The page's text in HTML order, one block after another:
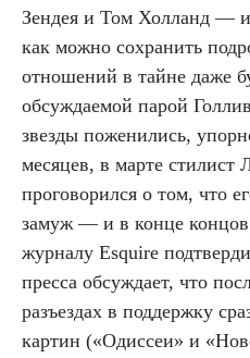
Зендея и Том Холланд —
как можно сохранить
отношений в тайне даже
обсуждаемой парой
звезды поженились,
месяцев, в марте стилист
проговорился о том, что
замуж — и в конце
журналу Esquire
пресса обсуждает, что
разъездах в поддержку
картин («Одиссеи» и